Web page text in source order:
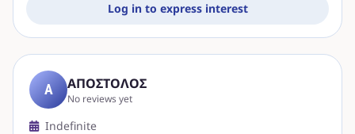
Log in to express interest
Α ΑΠΟΣΤΟΛΟΣ
No reviews yet
Indefinite